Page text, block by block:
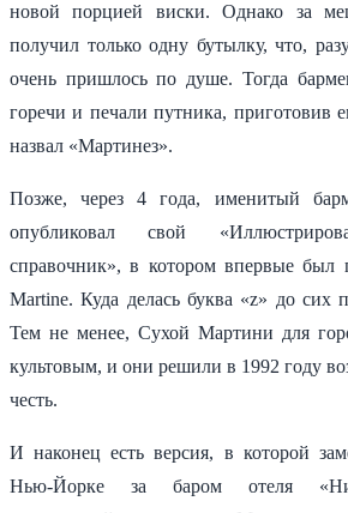
новой порцией виски. Однако за
получил только одну бутылку, что,
очень пришлось по душе. Тогда
горечи и печали путника, приготовив
назвал «Мартинез».
Позже, через 4 года, именитый
опубликовал свой
справочник», в котором впервые был
Martine. Куда делась буква «z» до сих
Тем не менее, Сухой Мартини для
культовым, и они решили в 1992 году
честь.
И наконец есть версия, в которой
Нью-Йорке за баром отеля